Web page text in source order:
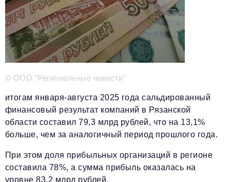
Информационный отдел
info@business-magazine.online
Отдел рекламы
reklama@business-magazine.online
Отдел распространения/редакционная подписка
podpiska@business-magazine.online
partner@business-magazine.online
© ООО "Региональные новости"
итогам января-августа 2025 года сальдированный
финансовый результат компаний в Рязанской
области составил 79,3 млрд рублей, что на 13,1%
больше, чем за аналогичный период прошлого года.
При этом доля прибыльных организаций в регионе
составила 78%, а сумма прибыль оказалась на
уровне 83,2 млрд рублей.